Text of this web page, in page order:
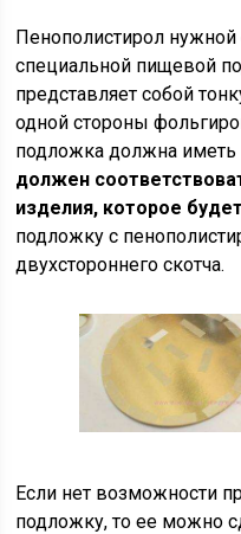
Пенополистирол
специальной пищевой
представляет собой
одной стороны
подложка должна
должен
изделия, которое
подложку с
двухстороннего скотча.
Если нет возможности
подложку, то ее можно